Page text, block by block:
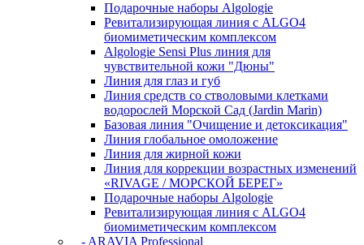
Подарочные наборы Algologie
Ревитализирующая линия с ALGO4
биомиметическим комплексом
Algologie Sensi Plus линия для
чувcтвительной кожи "Дюны"
Линия для глаз и губ
Линия средств со стволовыми клетками
водорослей Морской Сад (Jardin Marin)
Базовая линия "Очищение и детоксикация"
Линия глобальное омоложение
Линия для жирной кожи
Линия для коррекции возрастных изменений
«RIVAGE / МОРСКОЙ БЕРЕГ»
Подарочные наборы Algologie
Ревитализирующая линия с ALGO4
биомиметическим комплексом
- ARAVIA Professional